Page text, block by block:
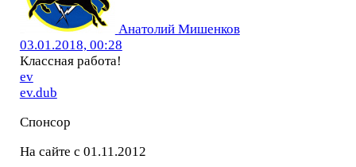
Анатолий Мишенков
03.01.2018, 00:28
Классная работа!
ev
ev.dub
Спонсор
На сайте с 01.11.2012